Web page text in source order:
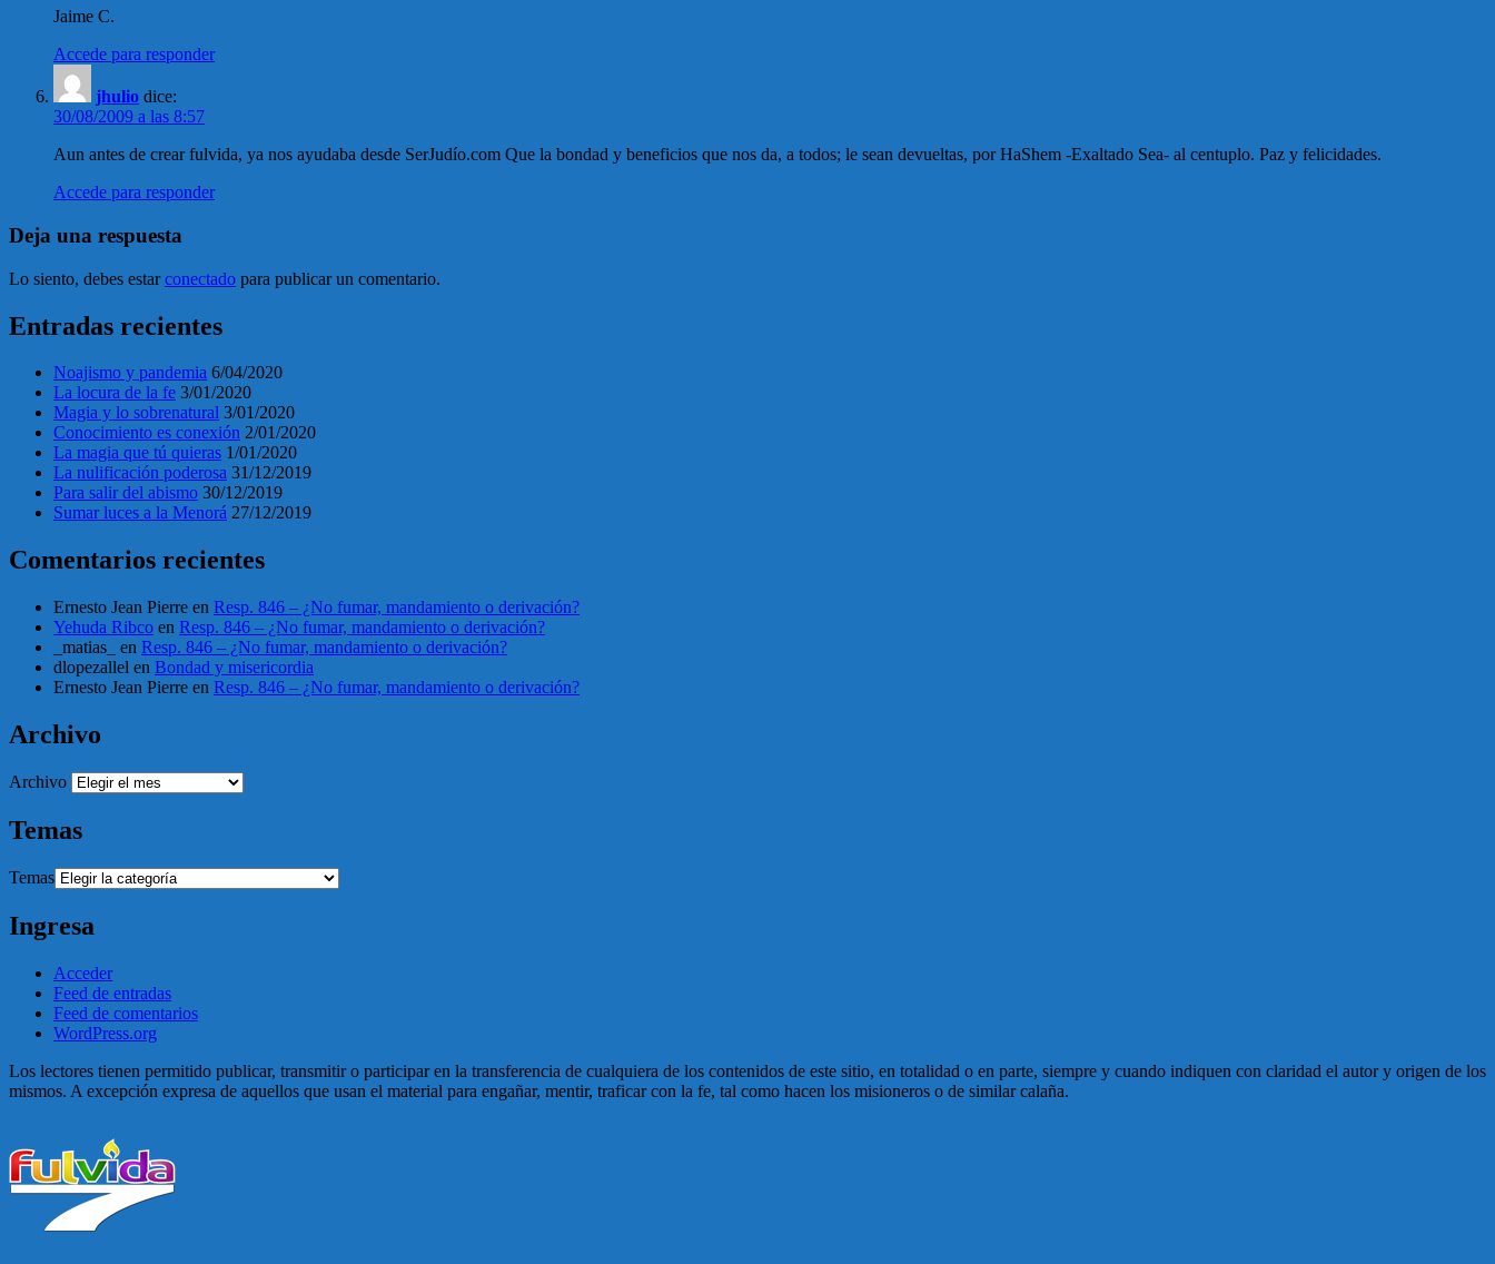
Jaime C.
Accede para responder
jhulio dice:
30/08/2009 a las 8:57
Aun antes de crear fulvida, ya nos ayudaba desde SerJudío.com Que la bondad y beneficios que nos da, a todos; le sean devueltas, por HaShem -Exaltado Sea- al centuplo. Paz y felicidades.
Accede para responder
Deja una respuesta
Lo siento, debes estarconectado para publicar un comentario.
Entradas recientes
Noajismo y pandemia 6/04/2020
La locura de la fe 3/01/2020
Magia y lo sobrenatural 3/01/2020
Conocimiento es conexión 2/01/2020
La magia que tú quieras 1/01/2020
La nulificación poderosa 31/12/2019
Para salir del abismo 30/12/2019
Sumar luces a la Menorá 27/12/2019
Comentarios recientes
Ernesto Jean Pierre en Resp. 846 – ¿No fumar, mandamiento o derivación?
Yehuda Ribco en Resp. 846 – ¿No fumar, mandamiento o derivación?
_matias_
en Resp. 846 – ¿No fumar, mandamiento o derivación?
dlopezallel en Bondad y misericordia
Ernesto Jean Pierre en Resp. 846 – ¿No fumar, mandamiento o derivación?
Archivo
Archivo
Temas
Temas
Ingresa
Acceder
Feed de entradas
Feed de comentarios
WordPress.org
Los lectores tienen permitido publicar, transmitir o participar en la transferencia de cualquiera de los contenidos de este sitio, en totalidad o en parte, siempre y cuando indiquen con claridad el autor y origen de los
mismos. A excepción expresa de aquellos que usan el material para engañar, mentir, traficar con la fe, tal como hacen los misioneros o de similar calaña.